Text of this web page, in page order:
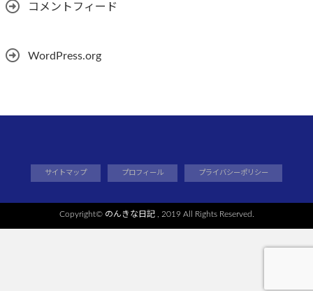
コメントフィード
WordPress.org
サイトマップ プロフィール プライバシーポリシー
Copyright© のんきな日記, 2019 All Rights Reserved.